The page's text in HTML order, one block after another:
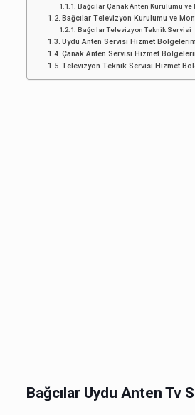
Bağcılar Çanak Anten Kurulumu ve
Bağcılar Televizyon Kurulumu ve
Bağcılar Televizyon Teknik Servisi
Uydu Anten Servisi Hizmet
Çanak Anten Servisi Hizmet
Televizyon Teknik Servisi Hizmet
Bağcılar Uydu Anten Tv